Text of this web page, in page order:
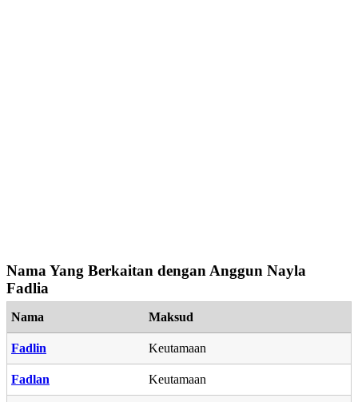
Nama Yang Berkaitan dengan Anggun Nayla
Fadlia
Nama Maksud
Fadlin Keutamaan
Fadlan Keutamaan